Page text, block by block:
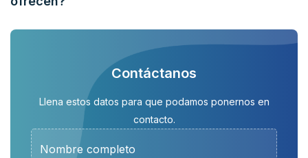
Contáctanos
Llena estos datos para que podamos ponernos en
contacto.